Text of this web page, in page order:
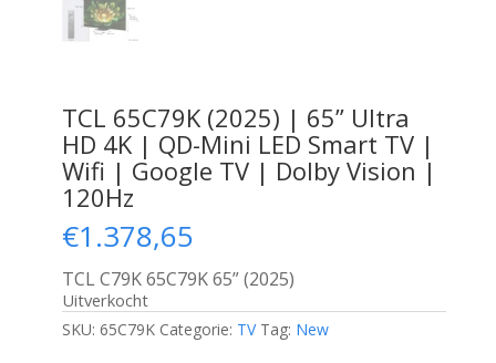
TCL 65C79K (2025) | 65” Ultra
HD 4K | QD-Mini LED Smart TV |
Wifi | Google TV | Dolby Vision |
120Hz
€1.378,65
TCL C79K 65C79K 65” (2025)
Uitverkocht
SKU: 65C79K Categorie: TV Tag: New